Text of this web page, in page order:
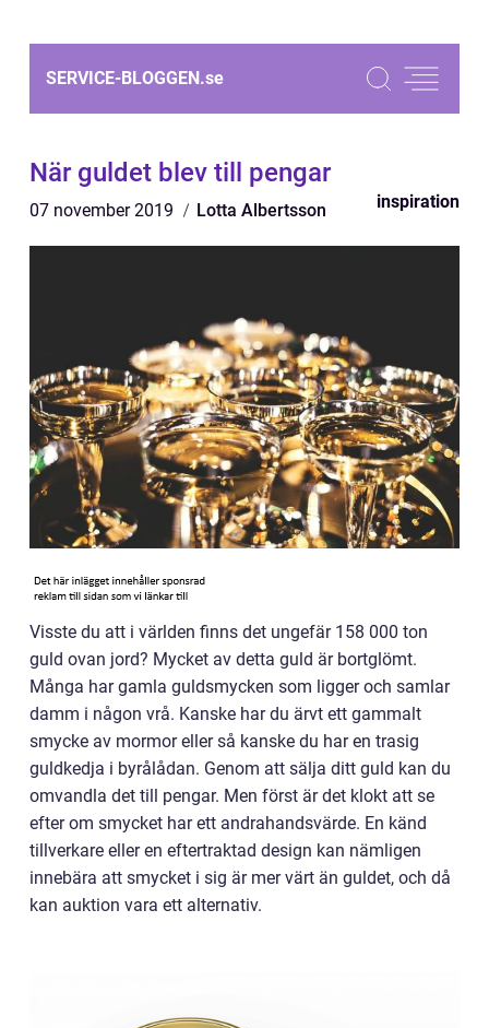
SERVICE-BLOGGEN.se
När guldet blev till pengar
07 november 2019 Lotta Albertsson inspiration
Visste du att i världen finns det ungefär 158 000 ton
guld ovan jord? Mycket av detta guld är bortglömt.
Många har gamla guldsmycken som ligger och samlar
damm i någon vrå. Kanske har du ärvt ett gammalt
smycke av mormor eller så kanske du har en trasig
guldkedja i byrålådan. Genom att sälja ditt guld kan du
omvandla det till pengar. Men först är det klokt att se
efter om smycket har ett andrahandsvärde. En känd
tillverkare eller en eftertraktad design kan nämligen
innebära att smycket i sig är mer värt än guldet, och då
kan auktion vara ett alternativ.